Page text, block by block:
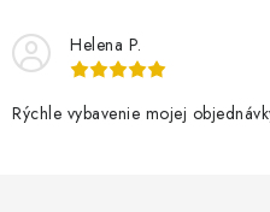
Helena P.
Rýchle vybavenie mojej